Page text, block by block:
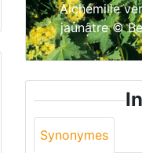
Alchémille
jaunâtre ©
Synonymes